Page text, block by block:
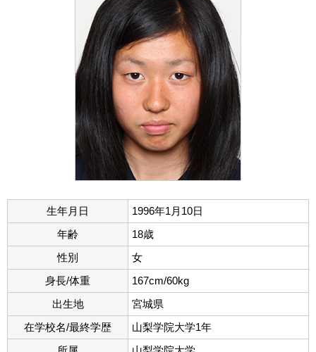
生年月日
1996年1月10日
年齢
18歳
性別
女
身長/体重
167cm/60kg
出生地
宮城県
在学校名/最終学歴
山梨学院大学1年